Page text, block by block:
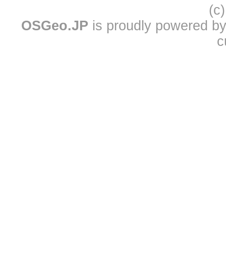
OSGeo.JP is proudly powered